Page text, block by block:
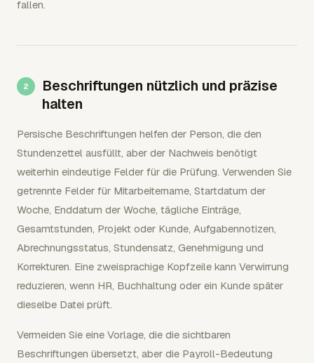
fallen.
Beschriftungen nützlich und präzise
halten
Persische Beschriftungen helfen der Person, die den
Stundenzettel ausfüllt, aber der Nachweis benötigt
weiterhin eindeutige Felder für die Prüfung. Verwenden Sie
getrennte Felder für Mitarbeitername, Startdatum der
Woche, Enddatum der Woche, tägliche Einträge,
Gesamtstunden, Projekt oder Kunde, Aufgabennotizen,
Abrechnungsstatus, Stundensatz, Genehmigung und
Korrekturen. Eine zweisprachige Kopfzeile kann Verwirrung
reduzieren, wenn HR, Buchhaltung oder ein Kunde später
dieselbe Datei prüft.
Vermeiden Sie eine Vorlage, die die sichtbaren
Beschriftungen übersetzt, aber die Payroll-Bedeutung